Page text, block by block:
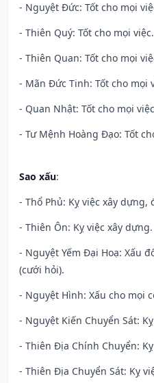
- Nguyệt Đức: Tốt cho mọi
- Thiên Quý: Tốt cho mọi việc.
- Thiên Quan: Tốt cho mọi
- Mãn Đức Tinh: Tốt cho mọi
- Quan Nhật: Tốt cho mọi
- Tư Mệnh Hoàng Đạo: Tốt
Sao xấu:
- Thổ Phủ: Kỵ việc xây dựng,
- Thiên Ôn: Kỵ việc xây dựng.
- Nguyệt Yếm Đại Hoạ: Xấu
(cưới hỏi).
- Nguyệt Hình: Xấu cho mọi
- Nguyệt Kiến Chuyển Sát:
- Thiên Địa Chính Chuyển:
- Thiên Địa Chuyển Sát: Kỵ